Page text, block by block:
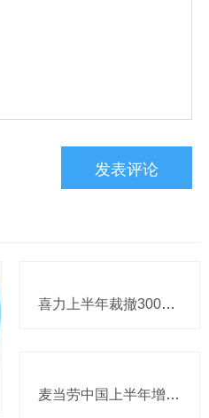
喜力上半年裁撤3000岗位，太古可口可乐总裁说饮料品类增长态势良好，华润饮料下半年要打三场关键战役，帝亚吉欧新帅努力应对白酒市场影响
麦当劳中国上半年增至8114家，达能CEO称现阶段更具进攻性，“小酒馆”海伦司盈警，现代牧业完成收购中国圣牧股权，茶颜悦色合肥首店开业